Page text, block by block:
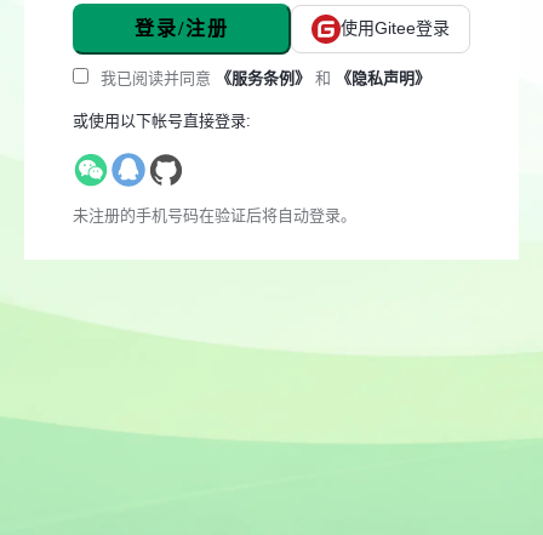
登录/注册 使用Gitee登录
我已阅读并同意 《服务条例》 和 《隐私声明》
或使用以下帐号直接登录:
未注册的手机号码在验证后将自动登录。